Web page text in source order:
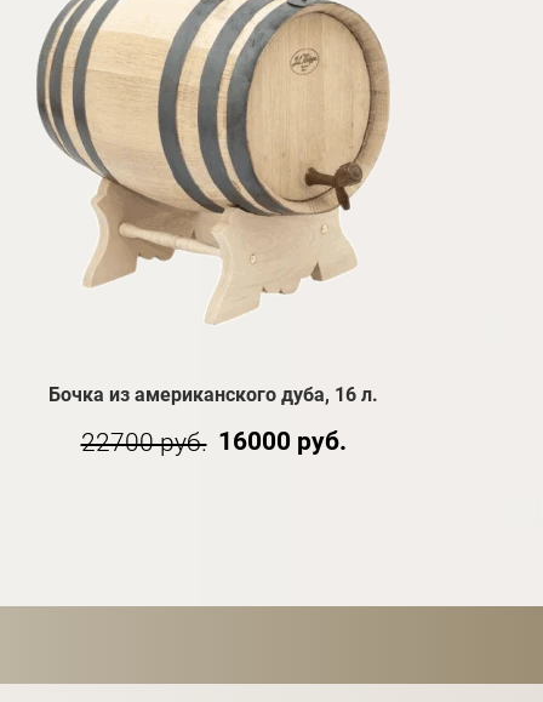
Бочка из американского дуба, 16 л.
22700 руб. 16000 руб.